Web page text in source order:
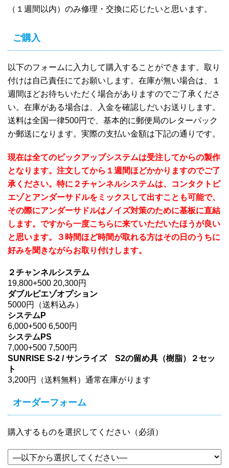
（１週間以内）のみ修理・交換に応じたいと思います。
ご購入
以下のフォームに入力して購入することができます。取り
付けは自己責任にてお願いします。在庫が無い場合は、１
週間ほどお待ちいただく場合がありますのでご了承くださ
い。在庫がある場合は、入金を確認しだいお送りします。
送料は全国一律500円で、基本的に郵便局のレターパック
か郵送になります。実際の支払い金額は下記の通りです。
現在は全てのピックアップシステムは受注してからの製作
となります。注文してから１週間ほどかかりますのでご了
承ください。特に２チャンネルシステムは、コンタクトピ
エゾとアンダーサドルをミックスして出すことも可能で、
その際にアンダーサドルはノイズ対策のために基板に直結
します。ですから一度こちらに来ていただいたほうが良い
と思います。３時間ほど時間が取れる方はその日のうちに
好みを聞きながらお取り付けします。
２チャンネルシステム
19,800+500 20,300円
ダブルピエゾオプション
5000円（送料込み）
システムP
6,000+500 6,500円
システムPS
7,000+500 7,500円
SUNRISE S-2 / サンライズ S2の留め具（樹脂）２セッ
ト
3,200円（送料無料）通常在庫がります
オーダーフォーム
購入するものを選択してください（必須）